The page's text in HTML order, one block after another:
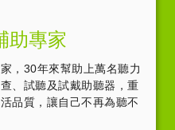
助專家
，30年來幫助上萬名聽力
、試聽及試戴助聽器，重
品質，讓自己不再為聽不